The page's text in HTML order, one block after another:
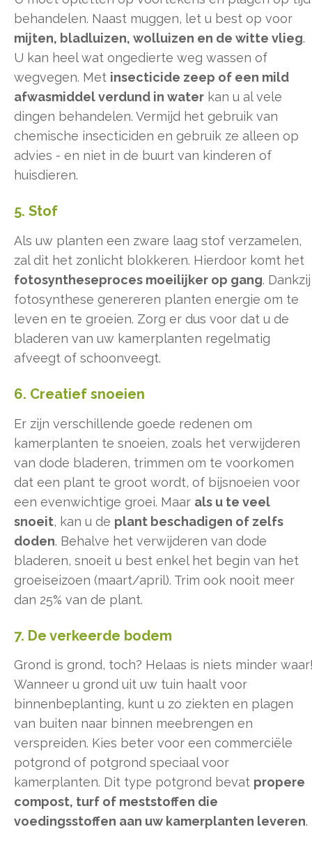
behandelen. Naast muggen, let u best op voor
mijten, bladluizen, wolluizen en de witte vlieg.
U kan heel wat ongedierte weg wassen of
wegvegen. Met insecticide zeep of een mild
afwasmiddel verdund in water kan u al vele
dingen behandelen. Vermijd het gebruik van
chemische insecticiden en gebruik ze alleen op
advies - en niet in de buurt van kinderen of
huisdieren.
5. Stof
Als uw planten een zware laag stof verzamelen,
zal dit het zonlicht blokkeren. Hierdoor komt het
fotosyntheseproces moeilijker op gang. Dankzij
fotosynthese genereren planten energie om te
leven en te groeien. Zorg er dus voor dat u de
bladeren van uw kamerplanten regelmatig
afveegt of schoonveegt.
6. Creatief snoeien
Er zijn verschillende goede redenen om
kamerplanten te snoeien, zoals het verwijderen
van dode bladeren, trimmen om te voorkomen
dat een plant te groot wordt, of bijsnoeien voor
een evenwichtige groei. Maar als u te veel
snoeit, kan u de plant beschadigen of zelfs
doden. Behalve het verwijderen van dode
bladeren, snoeit u best enkel het begin van het
groeiseizoen (maart/april). Trim ook nooit meer
dan 25% van de plant.
7. De verkeerde bodem
Grond is grond, toch? Helaas is niets minder
Wanneer u grond uit uw tuin haalt voor
binnenbeplanting, kunt u zo ziekten en plagen
van buiten naar binnen meebrengen en
verspreiden. Kies beter voor een commerciële
potgrond of potgrond speciaal voor
kamerplanten. Dit type potgrond bevat propere
compost, turf of meststoffen die
voedingsstoffen aan uw kamerplanten leveren.